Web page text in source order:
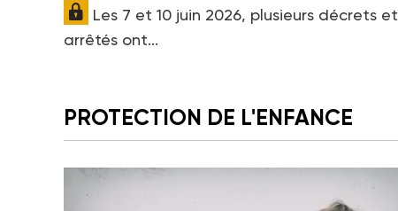
Les 7 et 10 juin 2026, plusieurs décrets et
arrêtés ont...
PROTECTION DE L'ENFANCE